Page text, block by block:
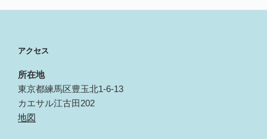
アクセス
所在地
東京都練馬区豊玉北1-6-13
カエサル江古田202
地図